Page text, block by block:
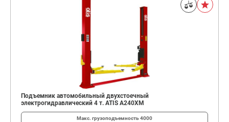
Подъемник автомобильный двухстоечный
электрогидравлический 4 т. ATIS A240XM
Макс. грузоподъемность4000